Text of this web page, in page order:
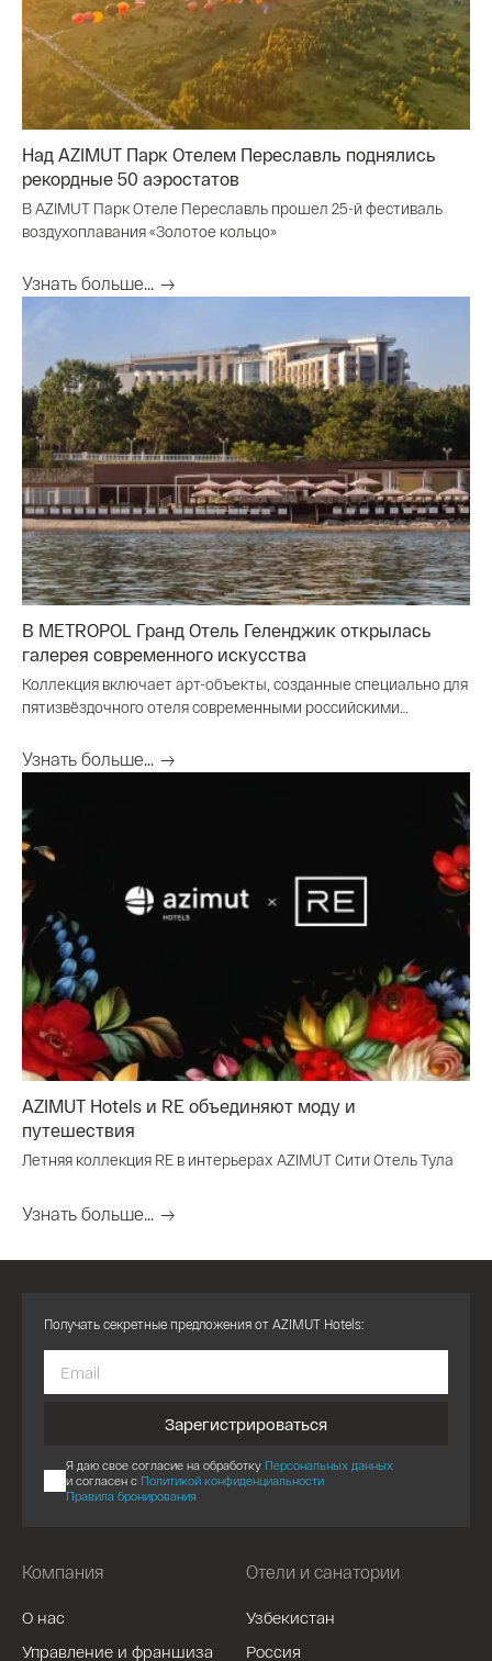
Над AZIMUT Парк Отелем Переславль поднялись
рекордные 50 аэростатов
В AZIMUT Парк Отеле Переславль прошел 25-й фестиваль
воздухоплавания «Золотое кольцо»
Узнать больше...
В METROPOL Гранд Отель Геленджик открылась
галерея современного искусства
Коллекция включает арт-объекты, созданные специально для
пятизвёздочного отеля современными российскими
Узнать больше...
AZIMUT Hotels и RE объединяют моду и
путешествия
Летняя коллекция RE в интерьерах AZIMUT Сити Отель Тула
Узнать больше...
Компания
О нас
Управление и франшиза
Отели и санатории
Узбекистан
Россия
Получать секретные предложения от AZIMUT Hotels:
Зарегистрироваться
Я даю свое согласие на обработку Персональных данных
и согласен с Политикой конфиденциальности
Правила бронирования